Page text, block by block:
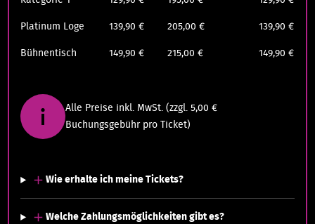
Platinum Loge 139,90 € 205,00 € 139,90 €
Bühnentisch 149,90 € 215,00 € 149,90 €
Alle Preise inkl. MwSt. (zzgl. 5,00 €
Buchungsgebühr pro Ticket)
Wie erhalte ich meine Tickets?
Welche Zahlungsmöglichkeiten gibt es?